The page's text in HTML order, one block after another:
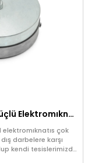
Ø200×60 mm Çok Güçlü Elektromıknatıs – 48V
çok
darbelere karşı
kendi tesislerimizde